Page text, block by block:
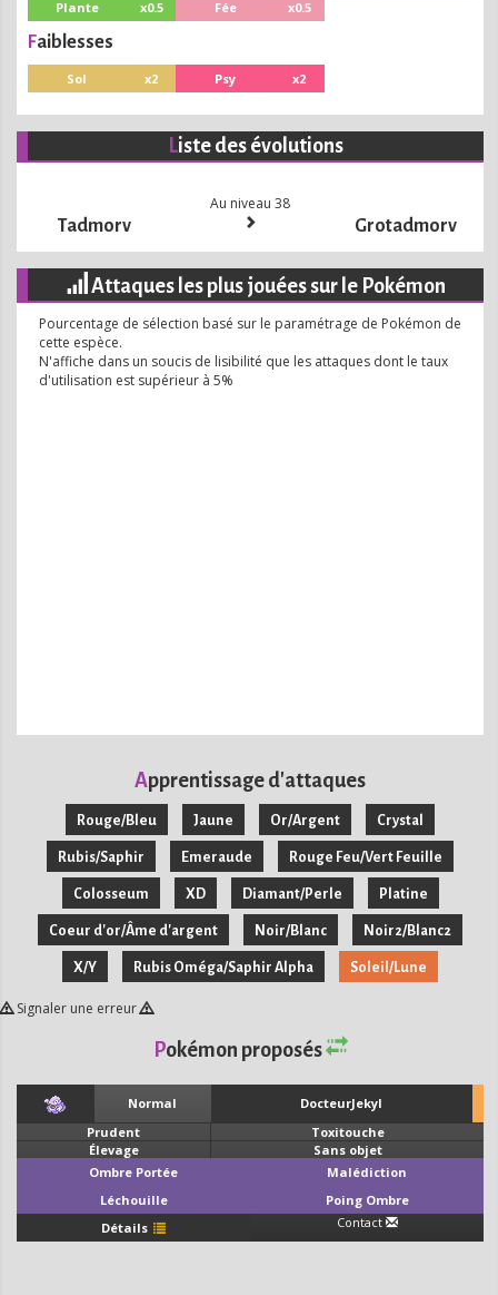
Plante
x0.5 Fée x0.5
Faiblesses
Sol x2 Psy x2
Liste des évolutions
Tadmorv
Au niveau 38
Grotadmorv
Attaques les plus jouées sur le Pokémon
Pourcentage de sélection basé sur le paramétrage de Pokémon de
cette espèce.
N'affiche dans un soucis de lisibilité que les attaques dont le taux
d'utilisation est supérieur à 5%
Apprentissage d'attaques
Rouge/Bleu Jaune Or/Argent Crystal
Rubis/Saphir Emeraude Rouge Feu/Vert Feuille
Colosseum XD Diamant/Perle Platine
Coeur d'or/Âme d'argent Noir/Blanc Noir2/Blanc2
X/Y Rubis Oméga/Saphir Alpha Soleil/Lune
Signaler une erreur
Pokémon proposés
Normal
DocteurJekyl
Prudent
Toxitouche
Élevage
Sans objet
Ombre Portée
Malédiction
Léchouille
Poing Ombre
Détails
Contact